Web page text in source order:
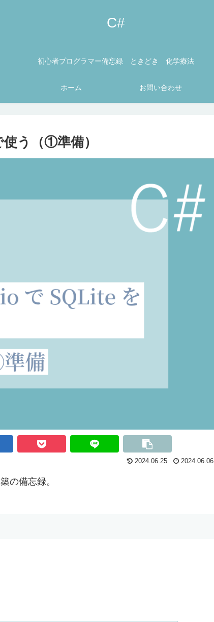
C#
初心者プログラマー備忘録 ときどき 化学療法
ホーム お問い合わせ
う（①準備）
2024.06.25 2024.06.06
の備忘録。